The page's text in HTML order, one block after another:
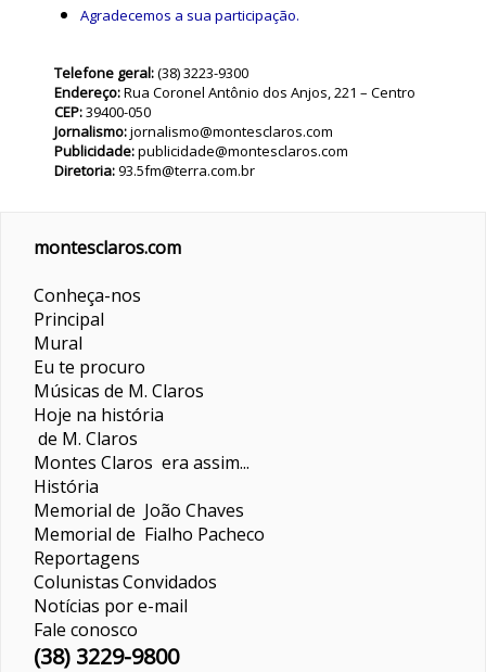
Agradecemos a sua participação.
Telefone geral:(38) 3223-9300
Endereço:Rua Coronel Antônio dos Anjos, 221 – Centro
CEP:39400-050
Jornalismo:jornalismo@montesclaros.com
Publicidade:publicidade@montesclaros.com
Diretoria:93.5fm@terra.com.br
montesclaros.com
Conheça-nos
Principal
Mural
Eu te procuro
Músicas de M. Claros
Hoje na história
de M. Claros
Montes Claros era assim...
História
Memorial de João Chaves
Memorial de Fialho Pacheco
Reportagens
ColunistasConvidados
Notícias por e-mail
Fale conosco
(38) 3229-9800